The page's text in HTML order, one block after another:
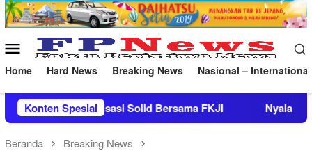
Loncat
ke
Menu
Mobile
Home Hard News Breaking News Nasional – International
Konten Spesial
FKJI Nyala Flare Kian Mengecil, Bukti Nyata
Beranda Breaking News